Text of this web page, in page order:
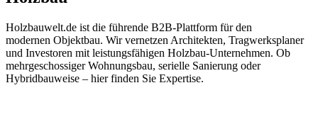
Holzbauwelt.de ist die führende B2B-Plattform für den
modernen Objektbau. Wir vernetzen Architekten, Tragwerksplaner
und Investoren mit leistungsfähigen Holzbau-Unternehmen. Ob
mehrgeschossiger Wohnungsbau, serielle Sanierung oder
Hybridbauweise – hier finden Sie Expertise.